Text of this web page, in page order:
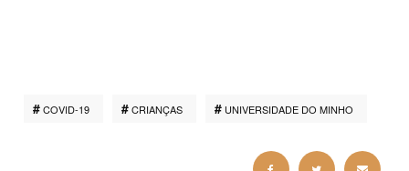
COVID-19 CRIANÇAS UNIVERSIDADE DO MINHO